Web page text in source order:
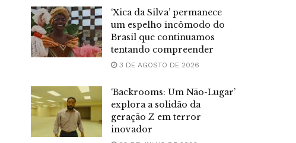
‘Xica da Silva’ permanece
um espelho incômodo do
Brasil que continuamos
tentando compreender
3 DE AGOSTO DE 2026
‘Backrooms: Um Não-Lugar’
explora a solidão da
geração Z em terror
inovador